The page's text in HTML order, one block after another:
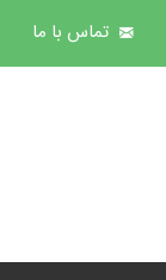
تماس با ما